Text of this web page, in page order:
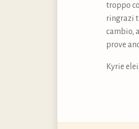
troppo
ringrazi
cambio,
prove
Kyrie